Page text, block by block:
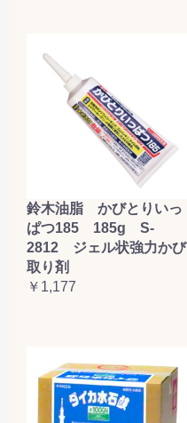
鈴木油脂 かびとりいっ
ぱつ185 185g S-
2812 ジェル状強力かび
取り剤
￥1,177